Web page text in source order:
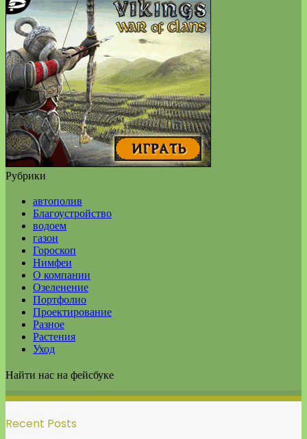
Рубрики
автополив
Благоустройство
водоем
газон
Гороскоп
Нимфеи
О компании
Озеленение
Портфолио
Проектирование
Разное
Растения
Уход
Найти нас на фейсбуке
Recent Posts